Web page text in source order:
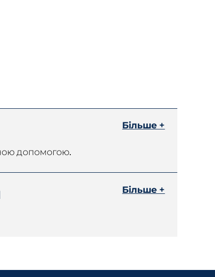
допомогою.
Більше +
Більше +